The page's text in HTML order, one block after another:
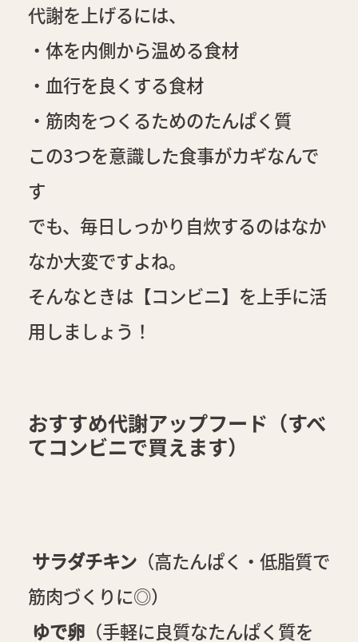
代謝を上げるには、
・体を内側から温める食材
・血行を良くする食材
・筋肉をつくるためのたんぱく質
この3つを意識した食事がカギなんで
す
でも、毎日しっかり自炊するのはなか
なか大変ですよね。
そんなときは【コンビニ】を上手に活
用しましょう！
おすすめ代謝アップフード（すべ
てコンビニで買えます）
サラダチキン （高たんぱく・低脂質で
筋肉づくりに◎）
ゆで卵 （手軽に良質なたんぱく質を